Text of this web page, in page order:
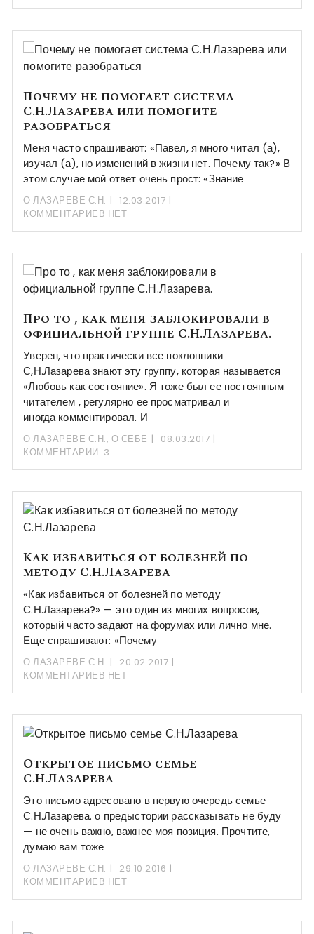
Почему не помогает система
С.Н.Лазарева или помогите
разобраться
Меня часто спрашивают: «Павел, я много читал (а),
изучал (а), но изменений в жизни нет. Почему так?» В
этом случае мой ответ очень прост: «Знание
О ЛАЗАРЕВЕ С.Н.
12.03.2017
КОММЕНТАРИЕВ НЕТ
Про то , как меня заблокировали в
официальной группе С.Н.Лазарева.
Уверен, что практически все поклонники
С,Н.Лазарева знают эту группу, которая называется
«Любовь как состояние». Я тоже был ее постоянным
читателем , регулярно ее просматривал и
иногда комментировал. И
О ЛАЗАРЕВЕ С.Н., О СЕБЕ
08.03.2017
КОММЕНТАРИИ: 3
Как избавиться от болезней по
методу С.Н.Лазарева
«Как избавиться от болезней по методу
С.Н.Лазарева?» — это один из многих вопросов,
который часто задают на форумах или лично мне.
Еще спрашивают: «Почему
О ЛАЗАРЕВЕ С.Н.
20.02.2017
КОММЕНТАРИЕВ НЕТ
Открытое письмо семье
С.Н.Лазарева
Это письмо адресовано в первую очередь семье
С.Н.Лазарева. о предыстории рассказывать не буду
— не очень важно, важнее моя позиция. Прочтите,
думаю вам тоже
О ЛАЗАРЕВЕ С.Н.
29.10.2016
КОММЕНТАРИЕВ НЕТ